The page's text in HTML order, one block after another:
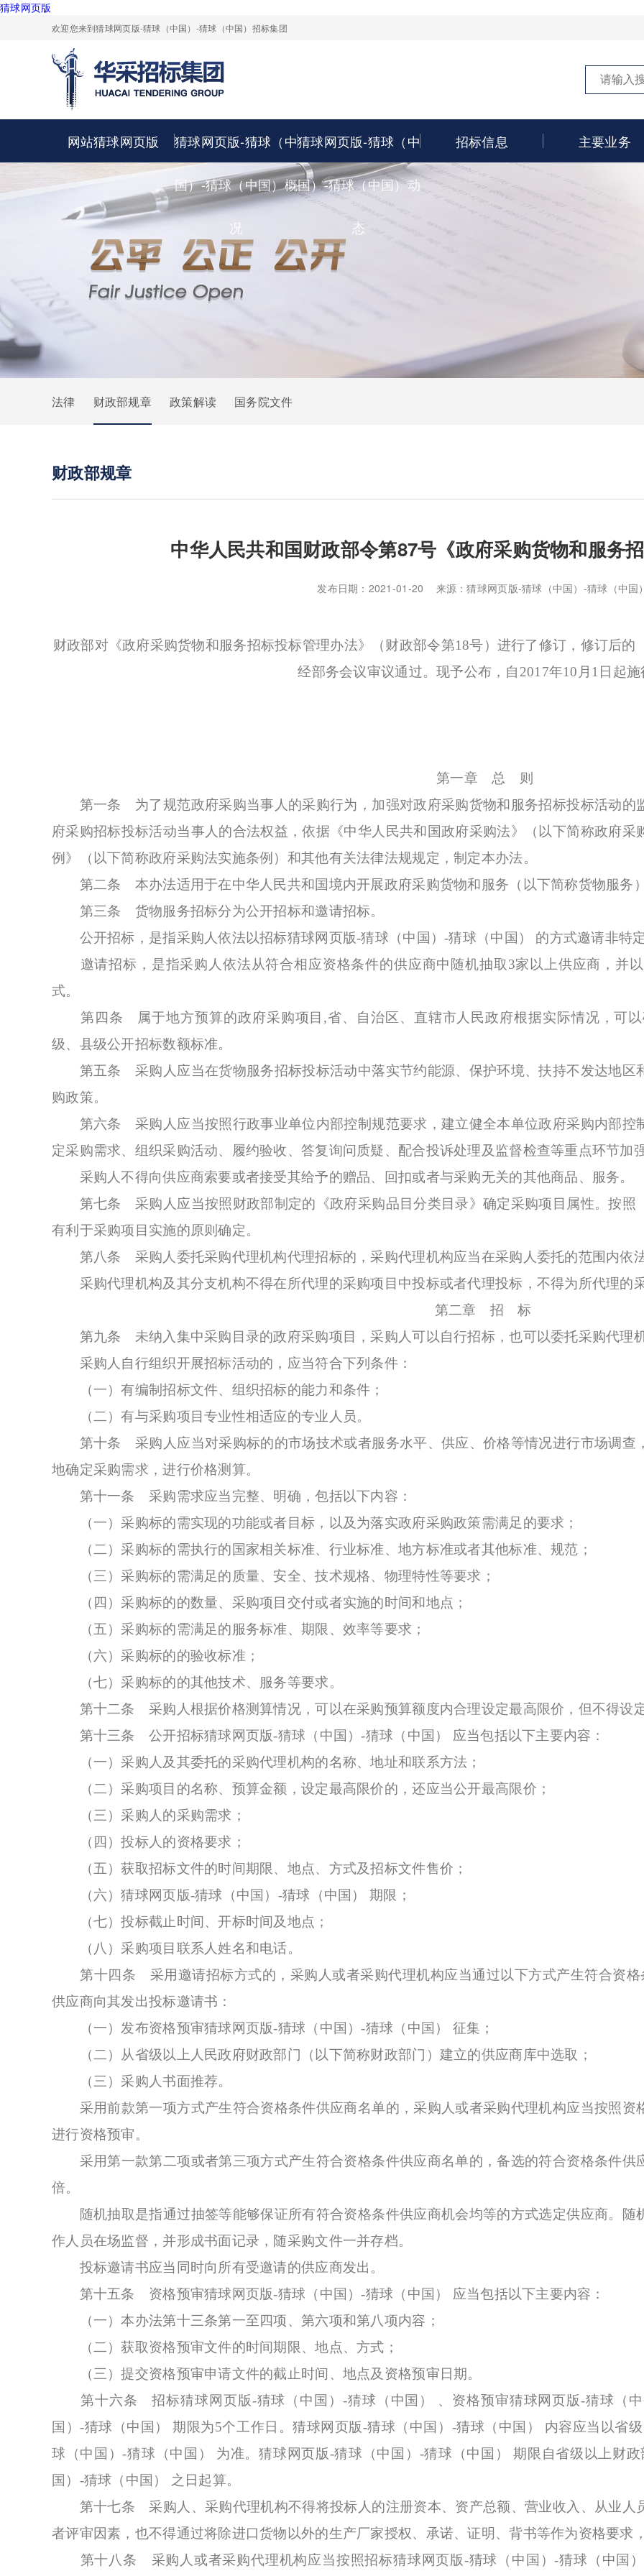
猜球网页版
欢迎您来到猜球网页版-猜球（中国）-猜球（中国）招标集团
网站猜球网页版 猜球网页版-猜球（中
国）-猜球（中国）概
况
猜球网页版-猜球（中
国）-猜球（中国）动
态
招标信息 主要业务
法律 财政部规章 政策解读 国务院文件
财政部规章
中华人民共和国财政部令第87号《政府采购货物和服务
发布日期：2021-01-20 来源：猜球网页版-猜球（中国）-猜球（中国）
财政部对《政府采购货物和服务招标投标管理办法》（财政部令第18号）进行了修订，修订后
经部务会议审议通过。现予公布，自2017年10月1日起施
第一章 总 则
第一条 为了规范政府采购当事人的采购行为，加强对政府采购货物和服务招标投标活动的
府采购招标投标活动当事人的合法权益，依据《中华人民共和国政府采购法》（以下简称政府
例》（以下简称政府采购法实施条例）和其他有关法律法规规定，制定本办法。
第二条 本办法适用于在中华人民共和国境内开展政府采购货物和服务（以下简称货物服务）
第三条 货物服务招标分为公开招标和邀请招标。
公开招标，是指采购人依法以招标猜球网页版-猜球（中国）-猜球（中国） 的方式邀请非特定
邀请招标，是指采购人依法从符合相应资格条件的供应商中随机抽取3家以上供应商，并
式。
第四条 属于地方预算的政府采购项目,省、自治区、直辖市人民政府根据实际情况，可以
级、县级公开招标数额标准。
第五条 采购人应当在货物服务招标投标活动中落实节约能源、保护环境、扶持不发达地区
购政策。
第六条 采购人应当按照行政事业单位内部控制规范要求，建立健全本单位政府采购内部控
定采购需求、组织采购活动、履约验收、答复询问质疑、配合投诉处理及监督检查等重点环节加
采购人不得向供应商索要或者接受其给予的赠品、回扣或者与采购无关的其他商品、服务。
第七条 采购人应当按照财政部制定的《政府采购品目分类目录》确定采购项目属性。按照
有利于采购项目实施的原则确定。
第八条 采购人委托采购代理机构代理招标的，采购代理机构应当在采购人委托的范围内依法
采购代理机构及其分支机构不得在所代理的采购项目中投标或者代理投标，不得为所代理的
第二章 招 标
第九条 未纳入集中采购目录的政府采购项目，采购人可以自行招标，也可以委托采购代理机
采购人自行组织开展招标活动的，应当符合下列条件：
（一）有编制招标文件、组织招标的能力和条件；
（二）有与采购项目专业性相适应的专业人员。
第十条 采购人应当对采购标的的市场技术或者服务水平、供应、价格等情况进行市场调查
地确定采购需求，进行价格测算。
第十一条 采购需求应当完整、明确，包括以下内容：
（一）采购标的需实现的功能或者目标，以及为落实政府采购政策需满足的要求；
（二）采购标的需执行的国家相关标准、行业标准、地方标准或者其他标准、规范；
（三）采购标的需满足的质量、安全、技术规格、物理特性等要求；
（四）采购标的的数量、采购项目交付或者实施的时间和地点；
（五）采购标的需满足的服务标准、期限、效率等要求；
（六）采购标的的验收标准；
（七）采购标的的其他技术、服务等要求。
第十二条 采购人根据价格测算情况，可以在采购预算额度内合理设定最高限价，但不得设定
第十三条 公开招标猜球网页版-猜球（中国）-猜球（中国） 应当包括以下主要内容：
（一）采购人及其委托的采购代理机构的名称、地址和联系方法；
（二）采购项目的名称、预算金额，设定最高限价的，还应当公开最高限价；
（三）采购人的采购需求；
（四）投标人的资格要求；
（五）获取招标文件的时间期限、地点、方式及招标文件售价；
（六）猜球网页版-猜球（中国）-猜球（中国） 期限；
（七）投标截止时间、开标时间及地点；
（八）采购项目联系人姓名和电话。
第十四条 采用邀请招标方式的，采购人或者采购代理机构应当通过以下方式产生符合资格
供应商向其发出投标邀请书：
（一）发布资格预审猜球网页版-猜球（中国）-猜球（中国） 征集；
（二）从省级以上人民政府财政部门（以下简称财政部门）建立的供应商库中选取；
（三）采购人书面推荐。
采用前款第一项方式产生符合资格条件供应商名单的，采购人或者采购代理机构应当按照资
进行资格预审。
采用第一款第二项或者第三项方式产生符合资格条件供应商名单的，备选的符合资格条件供
倍。
随机抽取是指通过抽签等能够保证所有符合资格条件供应商机会均等的方式选定供应商。随
作人员在场监督，并形成书面记录，随采购文件一并存档。
投标邀请书应当同时向所有受邀请的供应商发出。
第十五条 资格预审猜球网页版-猜球（中国）-猜球（中国） 应当包括以下主要内容：
（一）本办法第十三条第一至四项、第六项和第八项内容；
（二）获取资格预审文件的时间期限、地点、方式；
（三）提交资格预审申请文件的截止时间、地点及资格预审日期。
第十六条 招标猜球网页版-猜球（中国）-猜球（中国） 、资格预审猜球网页版-猜球（中
国）-猜球（中国） 期限为5个工作日。猜球网页版-猜球（中国）-猜球（中国） 内容应当以省
球（中国）-猜球（中国） 为准。猜球网页版-猜球（中国）-猜球（中国） 期限自省级以上财
国）-猜球（中国） 之日起算。
第十七条 采购人、采购代理机构不得将投标人的注册资本、资产总额、营业收入、从业人
者评审因素，也不得通过将除进口货物以外的生产厂家授权、承诺、证明、背书等作为资格要求
第十八条 采购人或者采购代理机构应当按照招标猜球网页版-猜球（中国）-猜球（中国）